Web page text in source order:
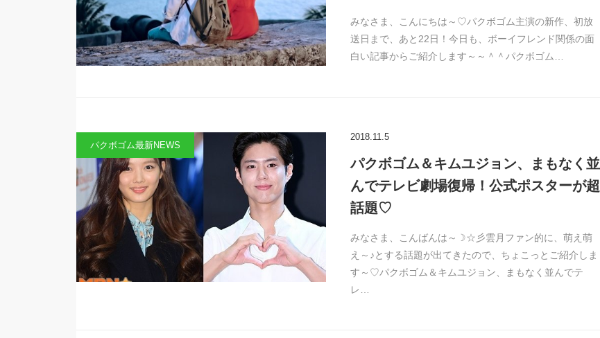
みなさま、こんにちは～♡パクボゴム主演の新作、初放
送日まで、あと22日！今日も、ボーイフレンド関係の面
白い記事からご紹介します～～＾＾パクボゴム…
パクボゴム最新NEWS
2018.11.5
パクボゴム＆キムユジョン、まもなく並
んでテレビ劇場復帰！公式ポスターが超
話題♡
みなさま、こんばんは～☽☆彡雲月ファン的に、萌え萌
え～♪とする話題が出てきたので、ちょこっとご紹介しま
す～♡パクボゴム＆キムユジョン、まもなく並んでテ
レ…